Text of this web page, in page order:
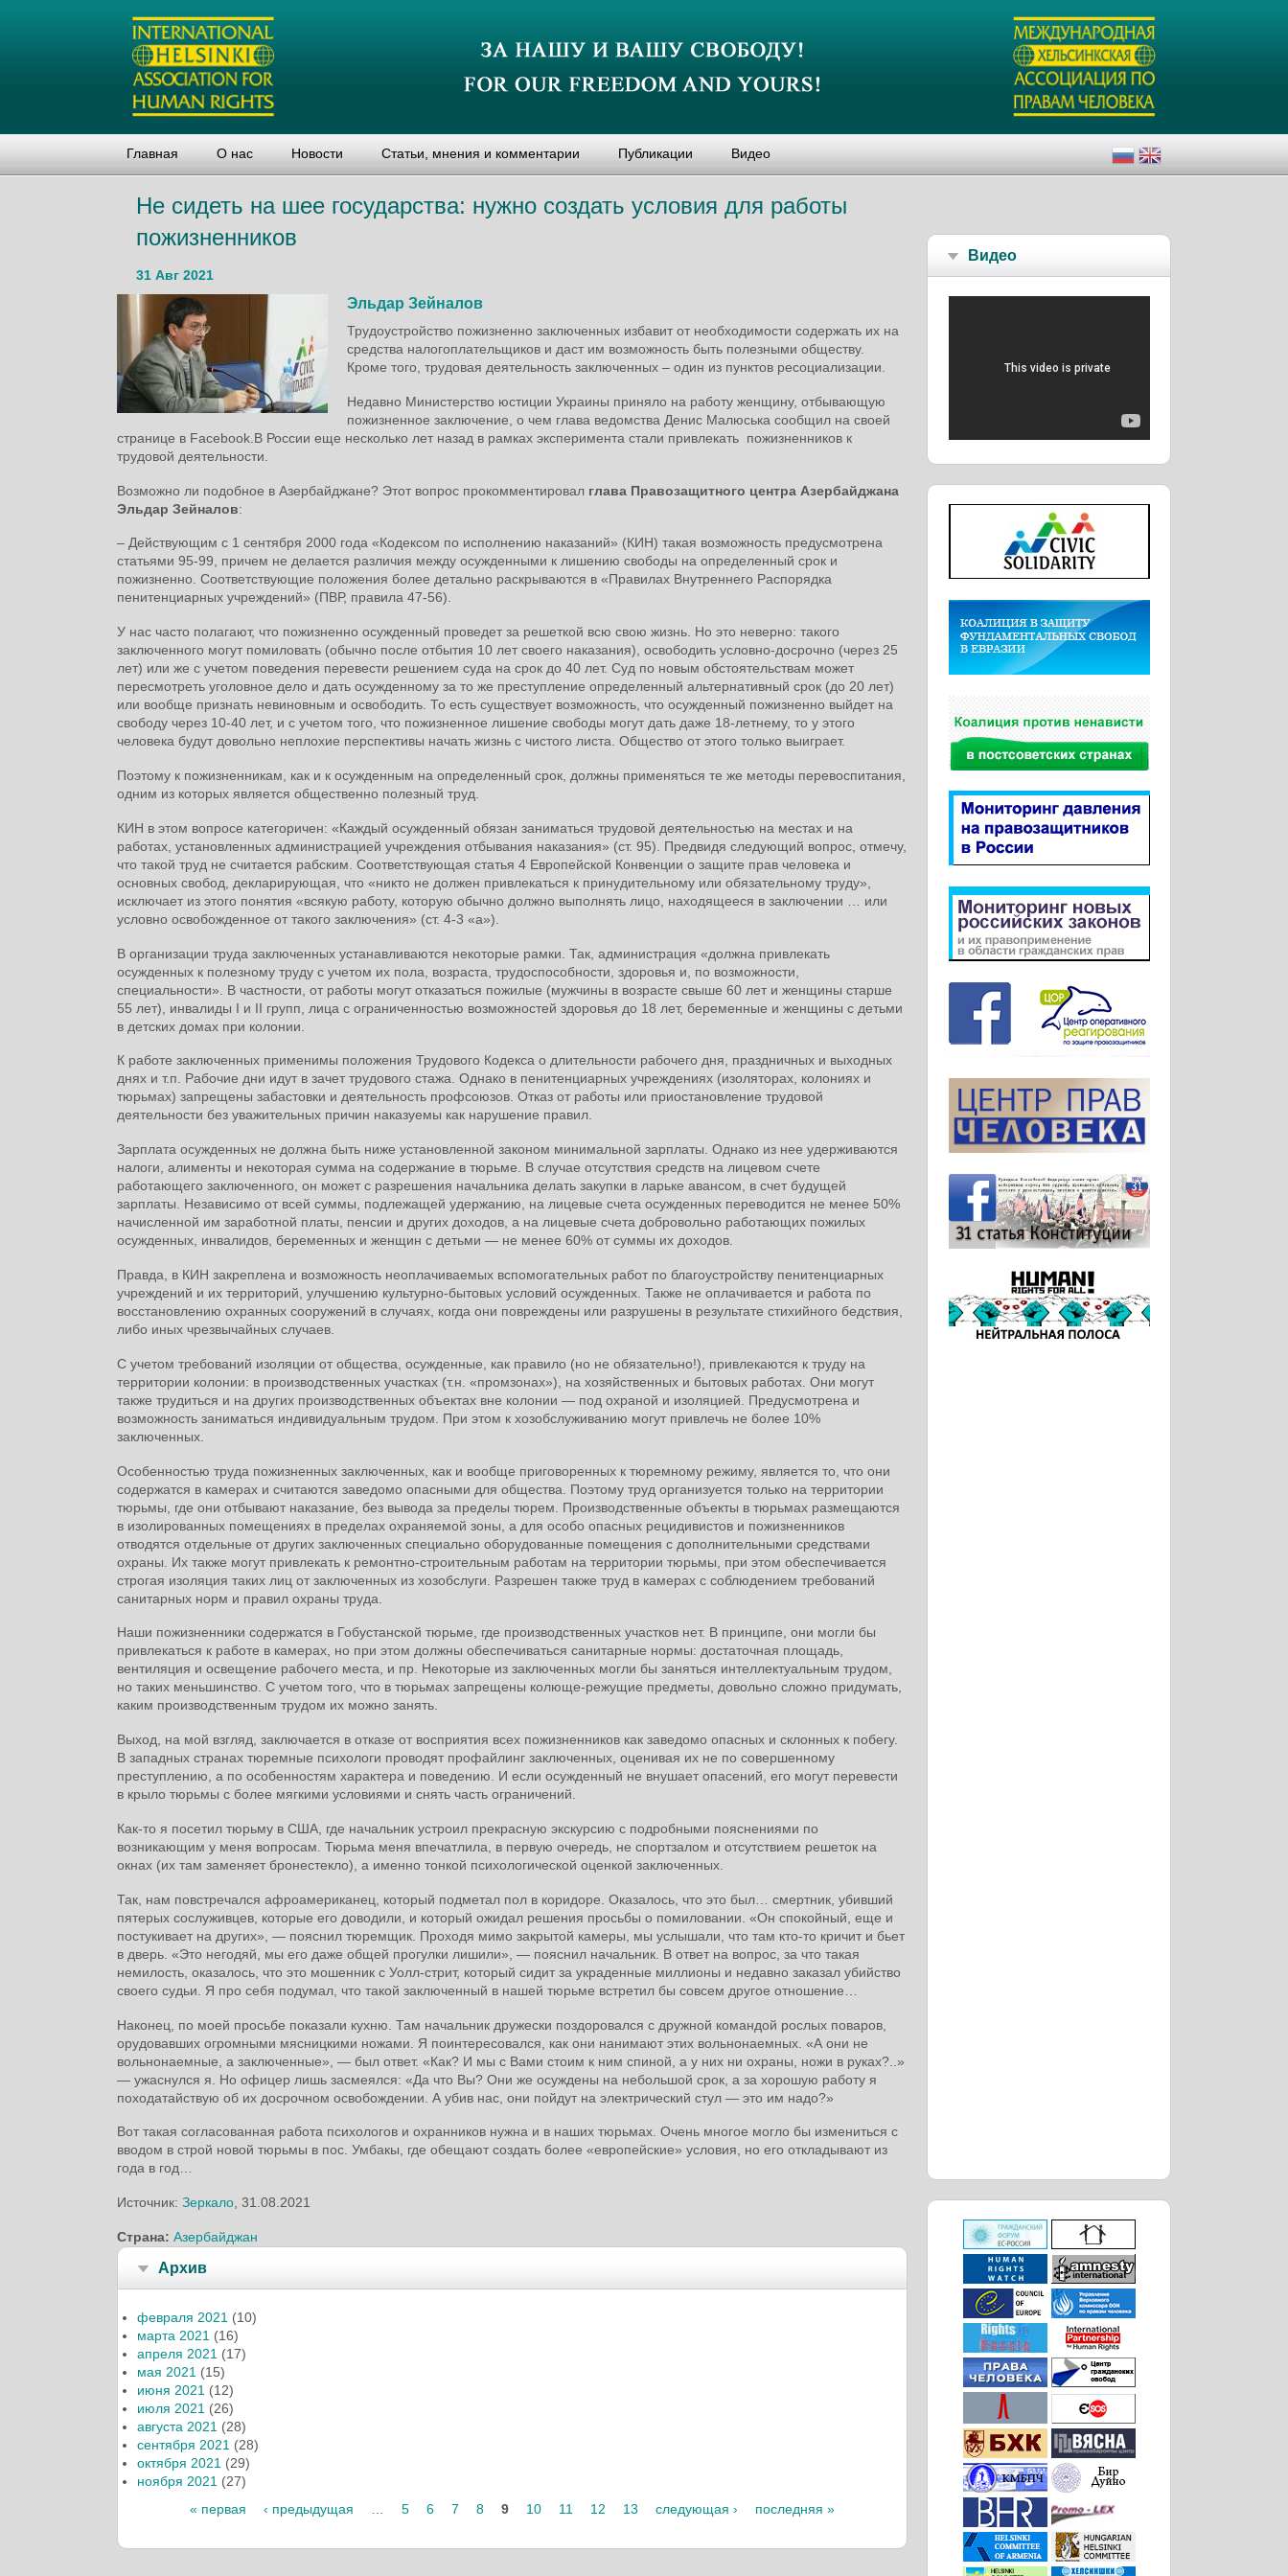
Главная О нас Новости Статьи, мнения и комментарии Публикации Видео
Не сидеть на шее государства: нужно создать условия для работы
пожизненников
31 Авг 2021
Эльдар Зейналов
Трудоустройство пожизненно заключенных избавит от необходимости содержать их на
средства налогоплательщиков и даст им возможность быть полезными обществу.
Кроме того, трудовая деятельность заключенных – один из пунктов ресоциализации.
Недавно Министерство юстиции Украины приняло на работу женщину, отбывающую
пожизненное заключение, о чем глава ведомства Денис Малюська сообщил на своей
странице в Facebook.В России еще несколько лет назад в рамках эксперимента стали привлекать пожизненников к
трудовой деятельности.
Возможно ли подобное в Азербайджане? Этот вопрос прокомментировал глава Правозащитного центра Азербайджана
Эльдар Зейналов:
– Действующим с 1 сентября 2000 года «Кодексом по исполнению наказаний» (КИН) такая возможность предусмотрена
статьями 95-99, причем не делается различия между осужденными к лишению свободы на определенный срок и
пожизненно. Соответствующие положения более детально раскрываются в «Правилах Внутреннего Распорядка
пенитенциарных учреждений» (ПВР, правила 47-56).
У нас часто полагают, что пожизненно осужденный проведет за решеткой всю свою жизнь. Но это неверно: такого
заключенного могут помиловать (обычно после отбытия 10 лет своего наказания), освободить условно-досрочно (через 25
лет) или же с учетом поведения перевести решением суда на срок до 40 лет. Суд по новым обстоятельствам может
пересмотреть уголовное дело и дать осужденному за то же преступление определенный альтернативный срок (до 20 лет)
или вообще признать невиновным и освободить. То есть существует возможность, что осужденный пожизненно выйдет на
свободу через 10-40 лет, и с учетом того, что пожизненное лишение свободы могут дать даже 18-летнему, то у этого
человека будут довольно неплохие перспективы начать жизнь с чистого листа. Общество от этого только выиграет.
Поэтому к пожизненникам, как и к осужденным на определенный срок, должны применяться те же методы перевоспитания,
одним из которых является общественно полезный труд.
КИН в этом вопросе категоричен: «Каждый осужденный обязан заниматься трудовой деятельностью на местах и на
работах, установленных администрацией учреждения отбывания наказания» (ст. 95). Предвидя следующий вопрос, отмечу,
что такой труд не считается рабским. Соответствующая статья 4 Европейской Конвенции о защите прав человека и
основных свобод, декларирующая, что «никто не должен привлекаться к принудительному или обязательному труду»,
исключает из этого понятия «всякую работу, которую обычно должно выполнять лицо, находящееся в заключении … или
условно освобожденное от такого заключения» (ст. 4-3 «а»).
В организации труда заключенных устанавливаются некоторые рамки. Так, администрация «должна привлекать
осужденных к полезному труду с учетом их пола, возраста, трудоспособности, здоровья и, по возможности,
специальности». В частности, от работы могут отказаться пожилые (мужчины в возрасте свыше 60 лет и женщины старше
55 лет), инвалиды I и II групп, лица с ограниченностью возможностей здоровья до 18 лет, беременные и женщины с детьми
в детских домах при колонии.
К работе заключенных применимы положения Трудового Кодекса о длительности рабочего дня, праздничных и выходных
днях и т.п. Рабочие дни идут в зачет трудового стажа. Однако в пенитенциарных учреждениях (изоляторах, колониях и
тюрьмах) запрещены забастовки и деятельность профсоюзов. Отказ от работы или приостановление трудовой
деятельности без уважительных причин наказуемы как нарушение правил.
Зарплата осужденных не должна быть ниже установленной законом минимальной зарплаты. Однако из нее удерживаются
налоги, алименты и некоторая сумма на содержание в тюрьме. В случае отсутствия средств на лицевом счете
работающего заключенного, он может с разрешения начальника делать закупки в ларьке авансом, в счет будущей
зарплаты. Независимо от всей суммы, подлежащей удержанию, на лицевые счета осужденных переводится не менее 50%
начисленной им заработной платы, пенсии и других доходов, а на лицевые счета добровольно работающих пожилых
осужденных, инвалидов, беременных и женщин с детьми — не менее 60% от суммы их доходов.
Правда, в КИН закреплена и возможность неоплачиваемых вспомогательных работ по благоустройству пенитенциарных
учреждений и их территорий, улучшению культурно-бытовых условий осужденных. Также не оплачивается и работа по
восстановлению охранных сооружений в случаях, когда они повреждены или разрушены в результате стихийного бедствия,
либо иных чрезвычайных случаев.
С учетом требований изоляции от общества, осужденные, как правило (но не обязательно!), привлекаются к труду на
территории колонии: в производственных участках (т.н. «промзонах»), на хозяйственных и бытовых работах. Они могут
также трудиться и на других производственных объектах вне колонии — под охраной и изоляцией. Предусмотрена и
возможность заниматься индивидуальным трудом. При этом к хозобслуживанию могут привлечь не более 10%
заключенных.
Особенностью труда пожизненных заключенных, как и вообще приговоренных к тюремному режиму, является то, что они
содержатся в камерах и считаются заведомо опасными для общества. Поэтому труд организуется только на территории
тюрьмы, где они отбывают наказание, без вывода за пределы тюрем. Производственные объекты в тюрьмах размещаются
в изолированных помещениях в пределах охраняемой зоны, а для особо опасных рецидивистов и пожизненников
отводятся отдельные от других заключенных специально оборудованные помещения с дополнительными средствами
охраны. Их также могут привлекать к ремонтно-строительным работам на территории тюрьмы, при этом обеспечивается
строгая изоляция таких лиц от заключенных из хозобслуги. Разрешен также труд в камерах с соблюдением требований
санитарных норм и правил охраны труда.
Наши пожизненники содержатся в Гобустанской тюрьме, где производственных участков нет. В принципе, они могли бы
привлекаться к работе в камерах, но при этом должны обеспечиваться санитарные нормы: достаточная площадь,
вентиляция и освещение рабочего места, и пр. Некоторые из заключенных могли бы заняться интеллектуальным трудом,
но таких меньшинство. С учетом того, что в тюрьмах запрещены колюще-режущие предметы, довольно сложно придумать,
каким производственным трудом их можно занять.
Выход, на мой взгляд, заключается в отказе от восприятия всех пожизненников как заведомо опасных и склонных к побегу.
В западных странах тюремные психологи проводят профайлинг заключенных, оценивая их не по совершенному
преступлению, а по особенностям характера и поведению. И если осужденный не внушает опасений, его могут перевести
в крыло тюрьмы с более мягкими условиями и снять часть ограничений.
Как-то я посетил тюрьму в США, где начальник устроил прекрасную экскурсию с подробными пояснениями по
возникающим у меня вопросам. Тюрьма меня впечатлила, в первую очередь, не спортзалом и отсутствием решеток на
окнах (их там заменяет бронестекло), а именно тонкой психологической оценкой заключенных.
Так, нам повстречался афроамериканец, который подметал пол в коридоре. Оказалось, что это был… смертник, убивший
пятерых сослуживцев, которые его доводили, и который ожидал решения просьбы о помиловании. «Он спокойный, еще и
постукивает на других», — пояснил тюремщик. Проходя мимо закрытой камеры, мы услышали, что там кто-то кричит и бьет
в дверь. «Это негодяй, мы его даже общей прогулки лишили», — пояснил начальник. В ответ на вопрос, за что такая
немилость, оказалось, что это мошенник с Уолл-стрит, который сидит за украденные миллионы и недавно заказал убийство
своего судьи. Я про себя подумал, что такой заключенный в нашей тюрьме встретил бы совсем другое отношение…
Наконец, по моей просьбе показали кухню. Там начальник дружески поздоровался с дружной командой рослых поваров,
орудовавших огромными мясницкими ножами. Я поинтересовался, как они нанимают этих вольнонаемных. «А они не
вольнонаемные, а заключенные», — был ответ. «Как? И мы с Вами стоим к ним спиной, а у них ни охраны, ножи в руках?..»
— ужаснулся я. Но офицер лишь засмеялся: «Да что Вы? Они же осуждены на небольшой срок, а за хорошую работу я
походатайствую об их досрочном освобождении. А убив нас, они пойдут на электрический стул — это им надо?»
Вот такая согласованная работа психологов и охранников нужна и в наших тюрьмах. Очень многое могло бы измениться с
вводом в строй новой тюрьмы в пос. Умбакы, где обещают создать более «европейские» условия, но его откладывают из
года в год…
Источник: Зеркало , 31.08.2021
Страна: Азербайджан
Архив
февраля 2021 (10)
марта 2021 (16)
апреля 2021 (17)
мая 2021 (15)
июня 2021 (12)
июля 2021 (26)
августа 2021 (28)
сентября 2021 (28)
октября 2021 (29)
ноября 2021 (27)
« первая ‹ предыдущая … 5 6 7 8 9 10 11 12 13 следующая › последняя »
Видео